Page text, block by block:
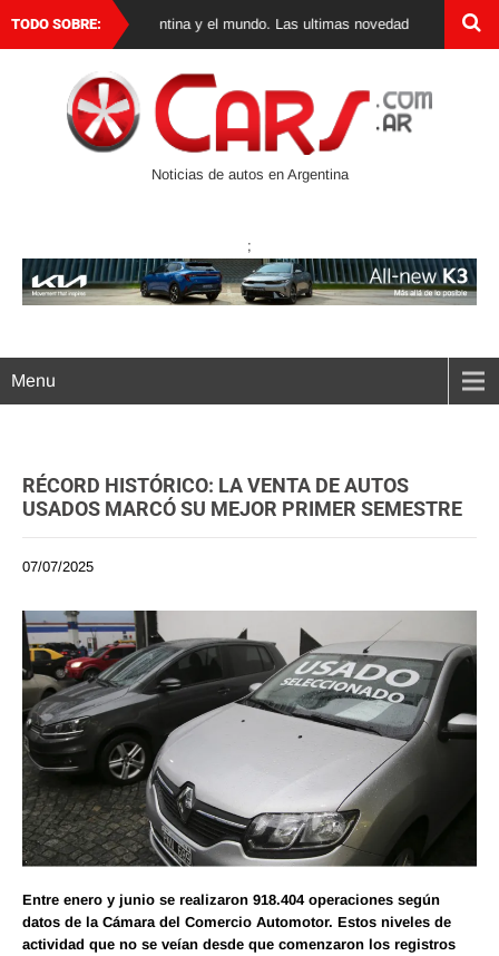
TODO SOBRE:
autos 0 km en Argentina y el mundo. Las ultimas novedades,
Noticias de autos en Argentina
;
Menu
RÉCORD HISTÓRICO: LA VENTA DE AUTOS
USADOS MARCÓ SU MEJOR PRIMER SEMESTRE
07/07/2025
Entre enero y junio se realizaron 918.404 operaciones según
datos de la Cámara del Comercio Automotor. Estos niveles de
actividad que no se veían desde que comenzaron los registros